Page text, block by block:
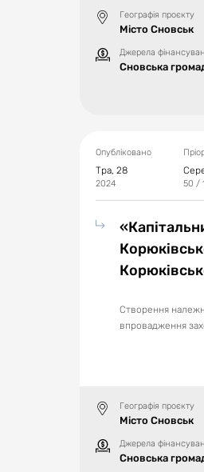
Географія проєкту
Місто Сновськ
Джерела
Сновська
Опубліковано
Тра, 28
2024 50 /
Створення
впровадження
Географія проєкту
Місто Сновськ
Джерела
Сновська